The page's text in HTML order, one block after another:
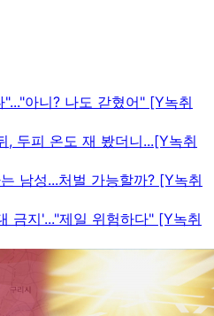
아니? 나도 갇혔어" [Y녹취
, 두피 온도 재 봤더니...[Y녹취
남성...처벌 가능할까? [Y녹취
금지'..."제일 위험하다" [Y녹취